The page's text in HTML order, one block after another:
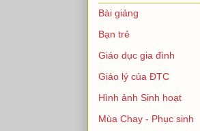
Bài giảng
Bạn trẻ
Giáo dục gia đình
Giáo lý của ĐTC
Hình ảnh Sinh hoạt
Mùa Chay - Phục sinh